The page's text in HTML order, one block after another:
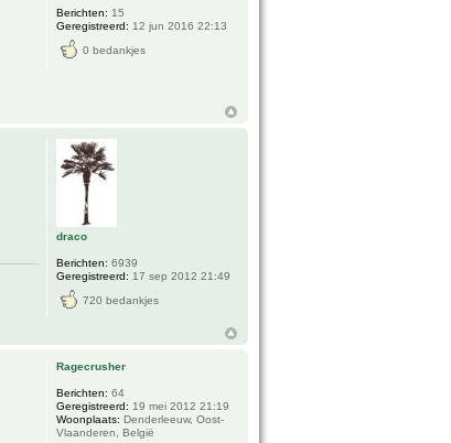
Berichten: 15
Geregistreerd: 12 jun 2016 22:13
0 bedankjes
draco
Berichten: 6939
Geregistreerd: 17 sep 2012 21:49
720 bedankjes
Ragecrusher
Berichten: 64
Geregistreerd: 19 mei 2012 21:19
Woonplaats: Denderleeuw, Oost-
Vlaanderen, België